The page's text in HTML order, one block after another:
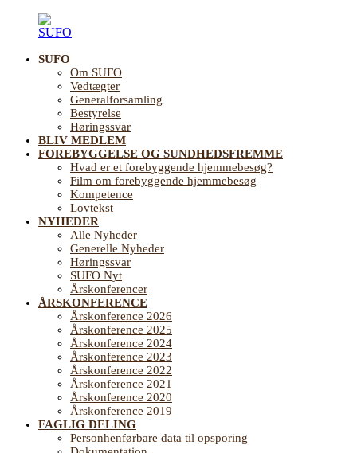
Landsforening
Sundhedsfremme
Forebyggelse
ældreområdet
SUFO
Om SUFO
Vedtægter
Generalforsamling
Bestyrelse
Høringssvar
BLIV MEDLEM
FOREBYGGELSE OG SUNDHEDSFREMME
Hvad er et forebyggende hjemmebesøg?
Film om forebyggende hjemmebesøg
Kompetence
Lovtekst
NYHEDER
Alle Nyheder
Generelle Nyheder
Høringssvar
SUFO Nyt
Årskonferencer
ÅRSKONFERENCE
Årskonference 2026
Årskonference 2025
Årskonference 2024
Årskonference 2023
Årskonference 2022
Årskonference 2021
Årskonference 2020
Årskonference 2019
FAGLIG DELING
Personhenførbare data til opsporing